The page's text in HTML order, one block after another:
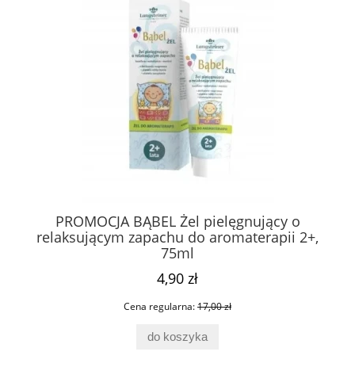
PROMOCJA BĄBEL Żel pielęgnujący o
relaksującym zapachu do aromaterapii 2+,
75ml
4,90 zł
Cena regularna:17,00 zł
do koszyka